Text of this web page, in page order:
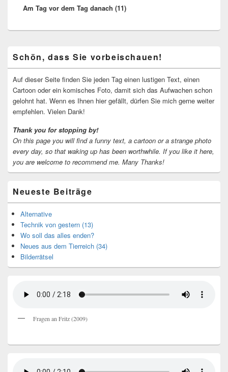
Beitrag:
Am Tag vor dem Tag danach (11)
Seitenleisten-
Widgetbereich
Schön, dass Sie vorbeischauen!
Auf dieser Seite finden Sie jeden Tag einen lustigen Text, einen
Cartoon oder ein komisches Foto, damit sich das Aufwachen schon
gelohnt hat. Wenn es Ihnen hier gefällt, dürfen Sie mich gerne weiter
empfehlen. Vielen Dank!
Thank you for stopping by!
On this page you will find a funny text, a cartoon or a strange photo
every day, so that waking up has been worthwhile. If you like it here,
you are welcome to recommend me. Many Thanks!
Neueste Beiträge
Alternative
Technik von gestern (13)
Wo soll das alles enden?
Neues aus dem Tierreich (34)
Bilderrätsel
Fragen an Fritz (2009)